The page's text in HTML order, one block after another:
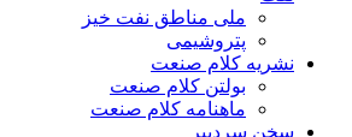
ملی مناطق نفت خیز
پتروشیمی
نشریه کلام صنعت
بولتن کلام صنعت
ماهنامه کلام صنعت
سخن سردبیر